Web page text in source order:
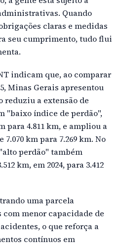
Quando
claras e medidas
seu cumprimento, tudo flui
indicam que, ao comparar
Minas Gerais apresentou
reduziu a extensão de
"baixo índice de perdão",
para 4.811 km, e ampliou a
km para 7.269 km. No
perdão" também
km, em 2024, para 3.412
uma parcela
menor capacidade de
o que reforça a
contínuos em